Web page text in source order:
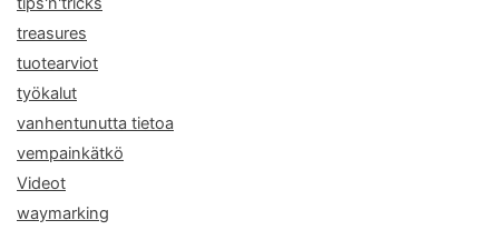
treasures
tuotearviot
työkalut
vanhentunutta tietoa
vempainkätkö
Videot
waymarking